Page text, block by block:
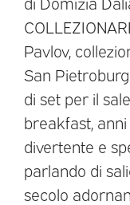
Pavlov,
San
di set per il
breakfast,
divertente e
parlando di
secolo